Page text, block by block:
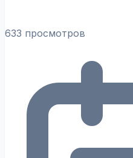
633 просмотров